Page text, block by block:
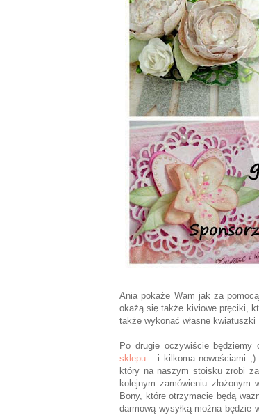
Ania pokaże Wam jak za
okażą się także kiviowe pręciki,
także wykonać własne kwiatuszki
Po drugie oczywiście
sklepu... i kilkoma nowościami ;)
który na naszym stoisku zrobi
kolejnym zamówieniu
Bony, które otrzymacie będą
darmową wysyłką można